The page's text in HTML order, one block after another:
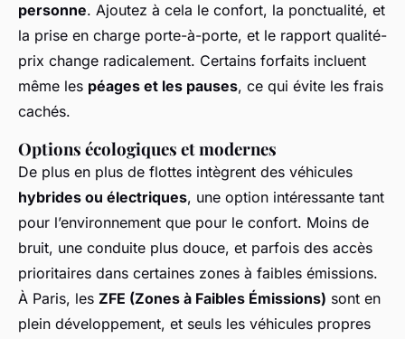
personne. Ajoutez à cela le confort, la ponctualité, et
la prise en charge porte-à-porte, et le rapport qualité-
prix change radicalement. Certains forfaits incluent
même les péages et les pauses, ce qui évite les frais
cachés.
Options écologiques et modernes
De plus en plus de flottes intègrent des véhicules
hybrides ou électriques, une option intéressante tant
pour l’environnement que pour le confort. Moins de
bruit, une conduite plus douce, et parfois des accès
prioritaires dans certaines zones à faibles émissions.
À Paris, les ZFE (Zones à Faibles Émissions) sont en
plein développement, et seuls les véhicules propres